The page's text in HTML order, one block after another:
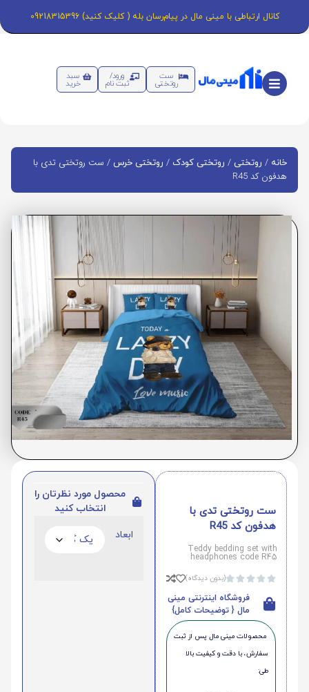
کانال ارتباطی با مینی مال در پیام‌رسان بله ( کلیک کنید) 09218315396
ست
روتختی
ورود/
ثبت نام
سبد
خرید
خانه / روتختی / روتختی کودک / روتختی خرس / ست روتختی تدی با
هدفون کد R45
ست روتختی تدی با
هدفون کد R45
Teddy bedding set with
headphones code R45




(بدون دیدگاه)
فروشگاه اینترنتی مینی
مال { توضیحات کامل}
محصولات مینی‌ مال پس از ثبت
سفارش، با دقت و کیفیت بالا
طی:
محصول مورد نظرتان را
انتخاب کنید
ابعاد